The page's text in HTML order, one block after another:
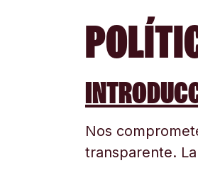
Nos
transparente.